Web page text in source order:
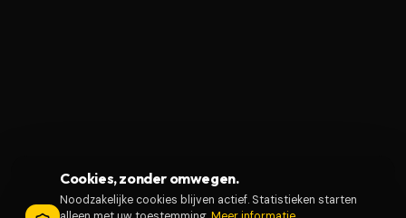
Cookies, zonder omwegen.
Noodzakelijke cookies blijven actief. Statistieken starten